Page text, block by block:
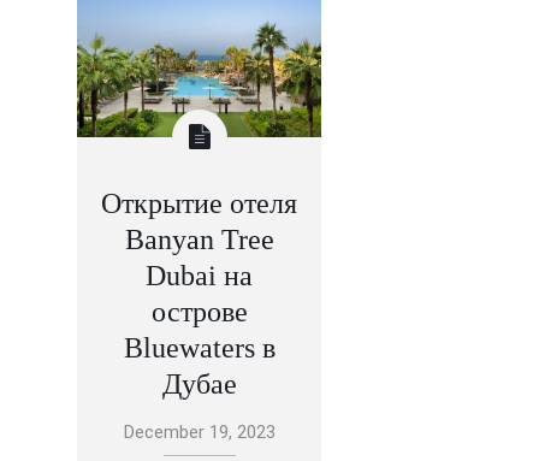
Открытие отеля
Banyan Tree
Dubai на
острове
Bluewaters в
Дубае
December 19, 2023